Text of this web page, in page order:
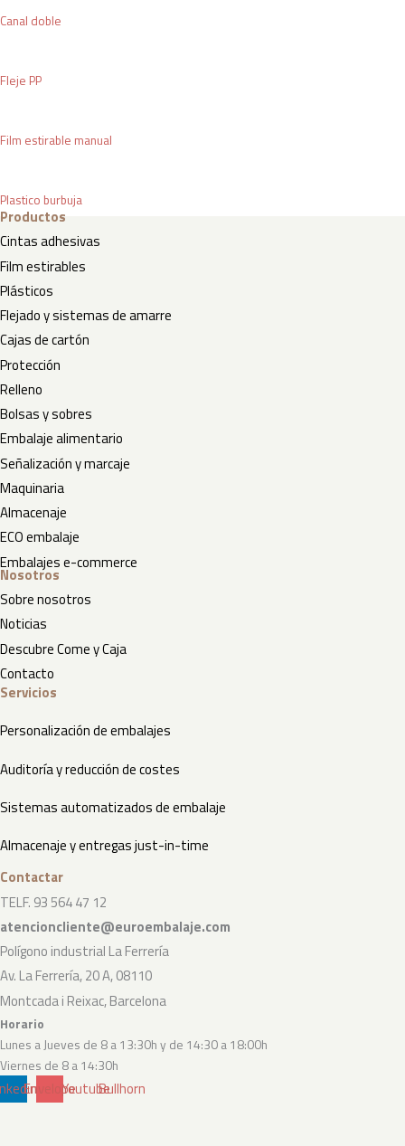
Canal doble
Fleje PP
Film estirable manual
Plastico burbuja
Productos
Cintas adhesivas
Film estirables
Plásticos
Flejado y sistemas de amarre
Cajas de cartón
Protección
Relleno
Bolsas y sobres
Embalaje alimentario
Señalización y marcaje
Maquinaria
Almacenaje
ECO embalaje
Embalajes e-commerce
Nosotros
Sobre nosotros
Noticias
Descubre Come y Caja
Contacto
Servicios
Personalización de embalajes
Auditoría y reducción de costes
Sistemas automatizados de embalaje
Almacenaje y entregas just-in-time
Contactar
TELF. 93 564 47 12
atencioncliente@euroembalaje.com
Polígono industrial La Ferrería
Av. La Ferrería, 20 A, 08110
Montcada i Reixac, Barcelona
Horario
Lunes a Jueves de 8 a 13:30h y de 14:30 a 18:00h
Viernes de 8 a 14:30h
EnvelopeYoutubeBullhorn